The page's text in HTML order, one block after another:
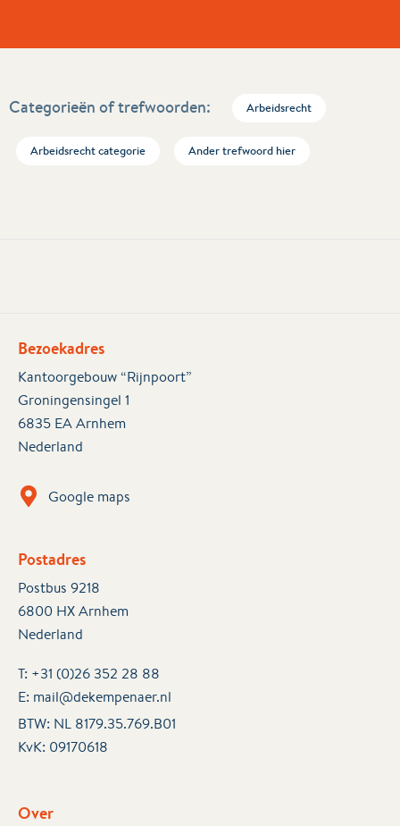
Categorieën of trefwoorden: Arbeidsrecht
Arbeidsrecht categorie Ander trefwoord hier
Bezoekadres
Kantoorgebouw “Rijnpoort”
Groningensingel 1
6835 EA Arnhem
Nederland
Google maps
Postadres
Postbus 9218
6800 HX Arnhem
Nederland
T: +31 (0)26 352 28 88
E: mail@dekempenaer.nl
BTW: NL 8179.35.769.B01
KvK: 09170618
Over